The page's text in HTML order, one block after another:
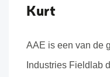
Kurt
AAE is een van de
Industries Fieldlab